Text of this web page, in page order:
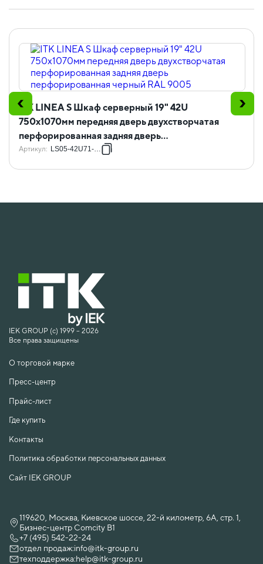
ITK LINEA S Шкаф серверный 19" 42U
750х1070мм передняя дверь двухстворчатая
перфорированная задняя дверь
перфорированная черный RAL 9005
Артикул: LS05-42U71-2PP
IEK GROUP (c) 1999 – 2026
Все права защищены
О торговой марке
Пресс-центр
Прайс-лист
Где купить
Контакты
Политика обработки персональных данных
Сайт IEK GROUP
119620, Москва, Киевское шоссе, 22-й километр, 6А, стр. 1,
Бизнес-центр Comcity B1
+7 (495) 542-22-24
отдел продаж:info@itk-group.ru
техподдержка:help@itk-group.ru